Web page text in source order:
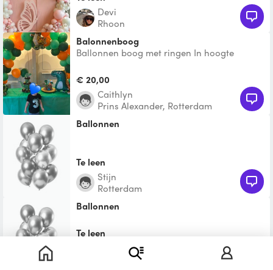
Devi
Rhoon
Balonnenboog
Ballonnen boog met ringen In hoogte
€ 20,00
Caithlyn
Prins Alexander, Rotterdam
Ballonnen
Te leen
Stijn
Rotterdam
ballonnen
Te leen
Hillegersberg-Schiebroek,